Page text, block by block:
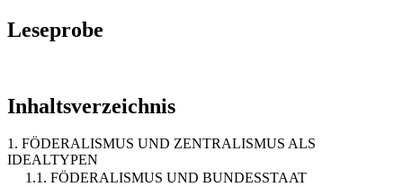
Leseprobe
Inhaltsverzeichnis
1. FÖDERALISMUS UND ZENTRALISMUS ALS
IDEALTYPEN
1.1. FÖDERALISMUS UND BUNDESSTAAT